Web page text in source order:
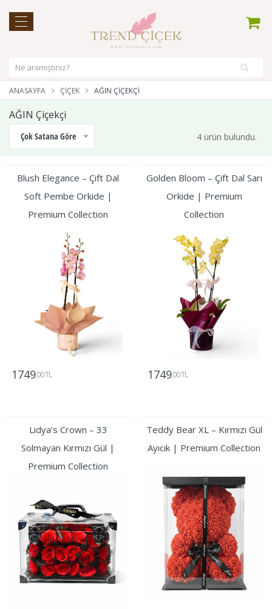
ANASAYFA ÇIÇEK AĞIN ÇIÇEKÇI
AĞIN Çiçekçi
Çok Satana Göre 4 ürün bulundu.
Blush Elegance – Çift Dal
Soft Pembe Orkide |
Premium Collection
1749,00 TL
Golden Bloom – Çift Dal Sarı
Orkide | Premium
Collection
1749,00 TL
Lidya’s Crown – 33
Solmayan Kırmızı Gül |
Premium Collection
Teddy Bear XL – Kırmızı Gül
Ayıcık | Premium Collection